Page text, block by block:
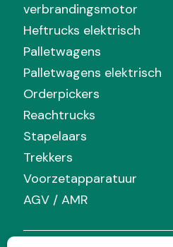
verbrandingsmotor
Heftrucks elektrisch
Palletwagens
Palletwagens elektrisch
Orderpickers
Reachtrucks
Stapelaars
Trekkers
Voorzetapparatuur
AGV / AMR